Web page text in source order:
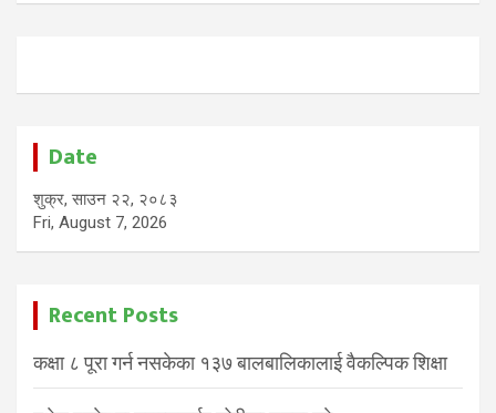
Date
शुक्र, साउन २२, २०८३
Fri, August 7, 2026
Recent Posts
कक्षा ८ पूरा गर्न नसकेका १३७ बालबालिकालाई वैकल्पिक शिक्षा